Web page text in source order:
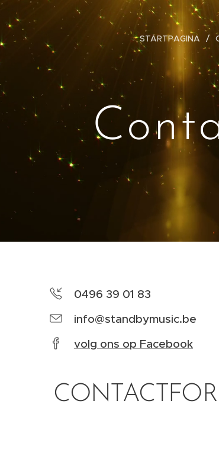
STARTPAGINA
0496 39 01 83
info@standbymusic.be
volg ons op Facebook